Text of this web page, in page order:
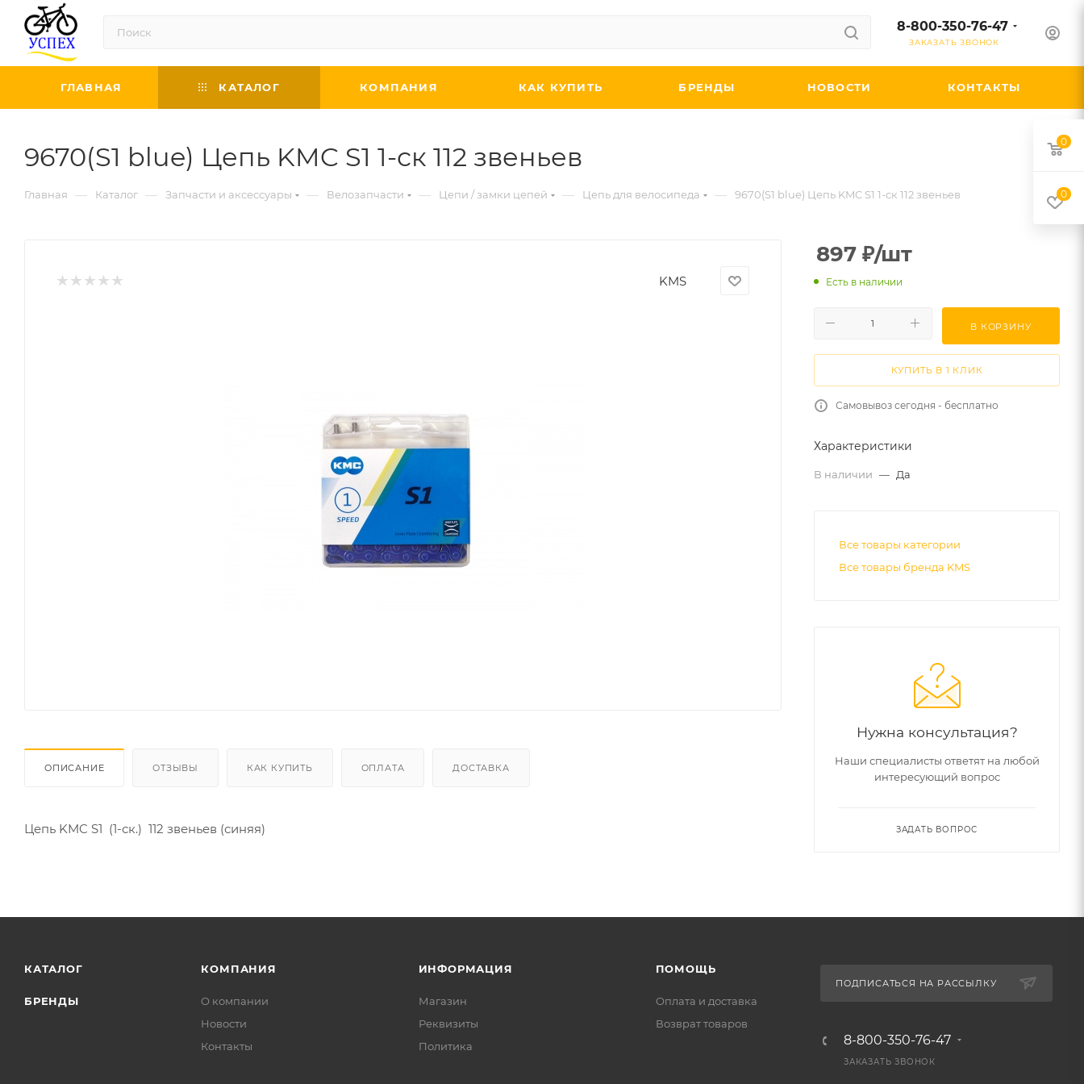
8-800-350-76-47
ЗАКАЗАТЬ ЗВОНОК
ГЛАВНАЯ КАТАЛОГ КОМПАНИЯ КАК КУПИТЬ БРЕНДЫ НОВОСТИ КОНТАКТЫ
9670(S1 blue) Цепь KMC S1 1-ск 112 звеньев
Главная — Каталог — Запчасти и аксессуары — Велозапчасти — Цепи / замки цепей — Цепь для велосипеда — 9670(S1 blue) Цепь KMC S1 1-ск 112 звеньев
KMS
ОПИСАНИЕ ОТЗЫВЫ КАК КУПИТЬ ОПЛАТА ДОСТАВКА
Цепь KMC S1 (1-ск.) 112 звеньев (синяя)
897 ₽/шт
Есть в наличии
В КОРЗИНУ
КУПИТЬ В 1 КЛИК
Самовывоз сегодня - бесплатно
Характеристики
В наличии — Да
Все товары категории
Все товары бренда KMS
Нужна консультация?
Наши специалисты ответят на любой
интересующий вопрос
ЗАДАТЬ ВОПРОС
КАТАЛОГ
БРЕНДЫ
КОМПАНИЯ
О компании
Новости
Контакты
ИНФОРМАЦИЯ
Магазин
Реквизиты
Политика
ПОМОЩЬ
Оплата и доставка
Возврат товаров
ПОДПИСАТЬСЯ НА РАССЫЛКУ
8-800-350-76-47
ЗАКАЗАТЬ ЗВОНОК
0
0